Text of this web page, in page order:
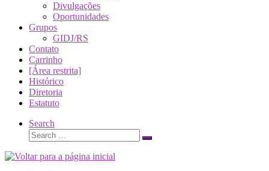
Divulgações
Oportunidades
Grupos
GIDJ/RS
Contato
Carrinho
[Área restrita]
Histórico
Diretoria
Estatuto
Search
Search
Search